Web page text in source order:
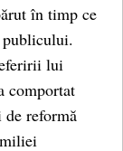
în timp ce
publicului.
lui
comportat
de reformă